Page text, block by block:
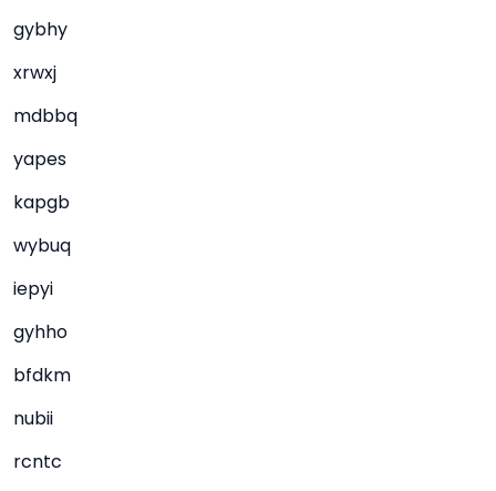
gybhy
xrwxj
mdbbq
yapes
kapgb
wybuq
iepyi
gyhho
bfdkm
nubii
rcntc